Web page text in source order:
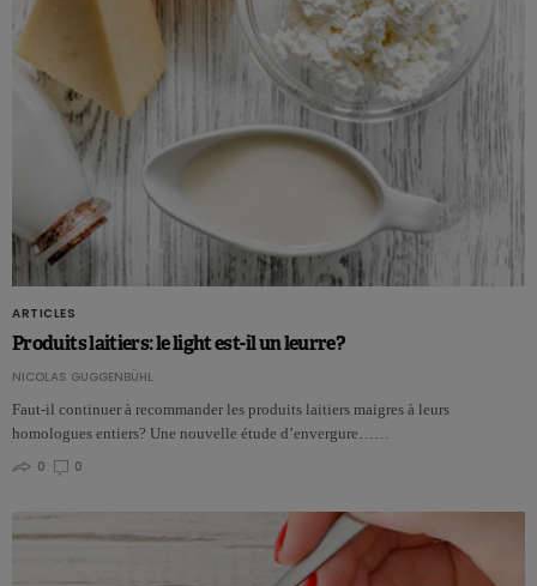
ARTICLES
Produits laitiers: le light est-il un leurre?
NICOLAS GUGGENBÜHL
Faut-il continuer à recommander les produits laitiers maigres à leurs
homologues entiers? Une nouvelle étude d’envergure……
0
0